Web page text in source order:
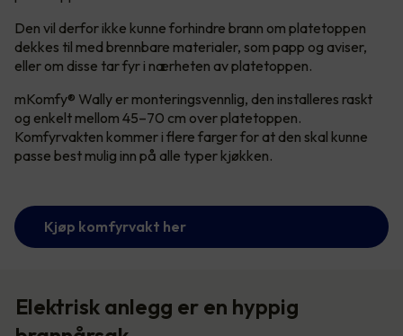
Den vil derfor ikke kunne forhindre brann om platetoppen
dekkes til med brennbare materialer, som papp og aviser,
eller om disse tar fyr i nærheten av platetoppen.
mKomfy® Wally er monteringsvennlig, den installeres raskt
og enkelt mellom 45–70 cm over platetoppen.
Komfyrvakten kommer i flere farger for at den skal kunne
passe best mulig inn på alle typer kjøkken.
Kjøp komfyrvakt her
Elektrisk anlegg er en hyppig